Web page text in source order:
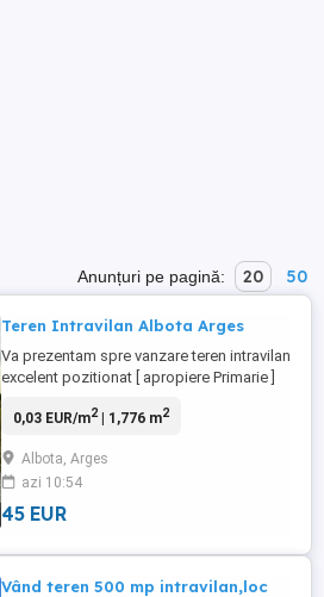
Anunțuri pe pagină: 20 50
Teren Intravilan Albota Arges
Va prezentam spre vanzare teren intravilan
excelent pozitionat [ apropiere Primarie ]
mp , deschidere 40 m cu pretul de 45 euro
suprafata de 888 mp , deschidere de 20 m
cu pretul de 50 euro mp Terenul
beneficiaza ...
0,03 EUR/m2| 1,776 m2
Albota, Arges
azi 10:54
45 EUR
Vând teren 500 mp intravilan,loc